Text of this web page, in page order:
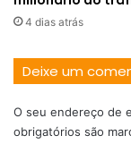
4 dias atrás
Deixe um
O seu endereço de
obrigatórios são